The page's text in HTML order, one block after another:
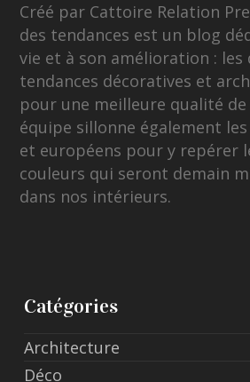
Créé par Cattoire Relation
des tendances est un blog
vie et à son amélioration : les
tendances décoratives et
pour une meilleure qualité
équipe sillonne également
et européens pour y repérer
couleurs qui seront demain
dans nos intérieurs.
Catégories
Architecture
Déco